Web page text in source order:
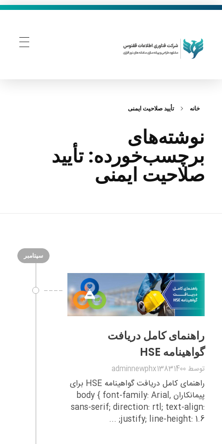
خانه تأیید صلاحیت ایمنی
نوشته‌های
برچسب‌خورده: تأیید
صلاحیت ایمنی
سپتامبر
راهنمای کامل دریافت
گواهینامه HSE
توسط adminnewphx13831400
راهنمای کامل دریافت گواهینامه HSE برای
پیمانکاران body { font-family: Arial,
sans-serif; direction: rtl; text-align:
justify; line-height: 1.6; ...